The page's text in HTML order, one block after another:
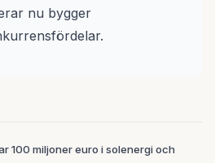
nu bygger
100 miljoner euro i solenergi och